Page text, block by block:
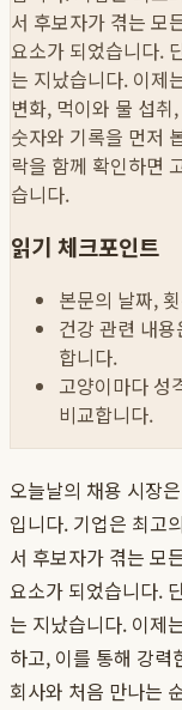
서 후보자가 겪는 모
요소가 되었습니다.
는 지났습니다. 이제
변화, 먹이와 물 섭
숫자와 기록을 먼저
락을 함께 확인하면
습니다.
읽기 체크포인트
본문의 날짜,
건강 관련 내
합니다.
고양이마다 성
비교합니다.
오늘날의 채용 시장
입니다. 기업은 최고
서 후보자가 겪는 모
요소가 되었습니다.
는 지났습니다. 이제
하고, 이를 통해 강력
회사와 처음 만나는